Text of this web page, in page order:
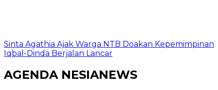
Sinta Agathia Ajak Warga NTB Doakan Kepemimpinan
Iqbal-Dinda Berjalan Lancar
AGENDA NESIANEWS